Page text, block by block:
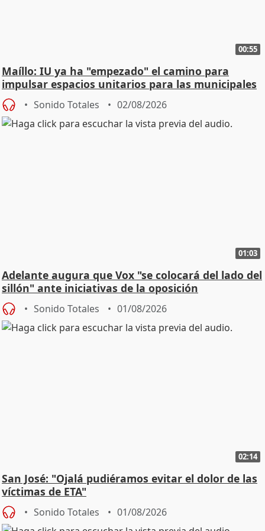
00:55
Maíllo: IU ya ha "empezado" el camino para
impulsar espacios unitarios para las municipales
Sonido Totales 02/08/2026
01:03
Adelante augura que Vox "se colocará del lado del
sillón" ante iniciativas de la oposición
Sonido Totales 01/08/2026
02:14
San José: "Ojalá pudiéramos evitar el dolor de las
víctimas de ETA"
Sonido Totales 01/08/2026